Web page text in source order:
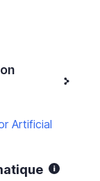
Artificial